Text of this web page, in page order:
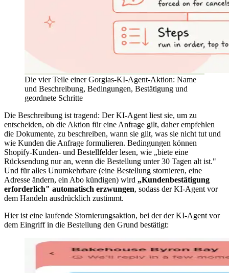
Die vier Teile einer Gorgias-KI-Agent-Aktion: Name
und Beschreibung, Bedingungen, Bestätigung und
geordnete Schritte
Die Beschreibung ist tragend: Der KI-Agent liest sie, um zu
entscheiden, ob die Aktion für eine Anfrage gilt, daher empfehlen
die Dokumente, zu beschreiben, wann sie gilt, was sie nicht tut und
wie Kunden die Anfrage formulieren. Bedingungen können
Shopify-Kunden- und Bestellfelder lesen, wie „biete eine
Rücksendung nur an, wenn die Bestellung unter 30 Tagen alt ist."
Und für alles Unumkehrbare (eine Bestellung stornieren, eine
Adresse ändern, ein Abo kündigen) wird „Kundenbestätigung
erforderlich" automatisch erzwungen, sodass der KI-Agent vor
dem Handeln ausdrücklich zustimmt.
Hier ist eine laufende Stornierungsaktion, bei der der KI-Agent vor
dem Eingriff in die Bestellung den Grund bestätigt: